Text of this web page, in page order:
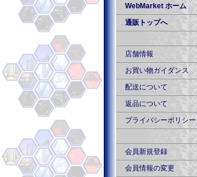
WebMarket ホーム
通販トップへ
店舗情報
お買い物ガイダンス
配送について
返品について
プライバシーポリシー
会員新規登録
会員情報の変更